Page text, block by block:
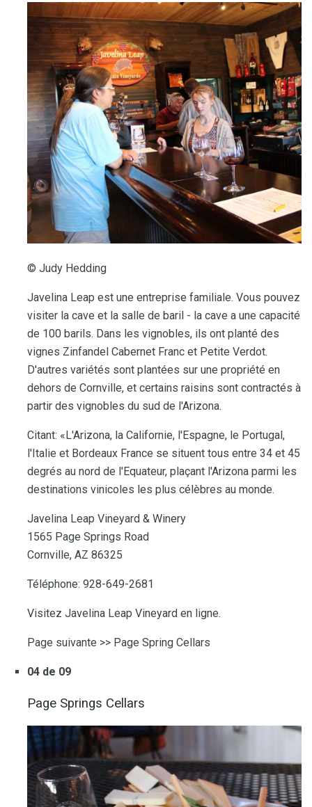
© Judy Hedding
Javelina Leap est une entreprise familiale. Vous pouvez
visiter la cave et la salle de baril - la cave a une capacité
de 100 barils. Dans les vignobles, ils ont planté des
vignes Zinfandel Cabernet Franc et Petite Verdot.
D'autres variétés sont plantées sur une propriété en
dehors de Cornville, et certains raisins sont contractés à
partir des vignobles du sud de l'Arizona.
Citant: «L'Arizona, la Californie, l'Espagne, le Portugal,
l'Italie et Bordeaux France se situent tous entre 34 et 45
degrés au nord de l'Equateur, plaçant l'Arizona parmi les
destinations vinicoles les plus célèbres au monde.
Javelina Leap Vineyard & Winery
1565 Page Springs Road
Cornville, AZ 86325
Téléphone: 928-649-2681
Visitez Javelina Leap Vineyard en ligne.
Page suivante >> Page Spring Cellars
04 de 09
Page Springs Cellars